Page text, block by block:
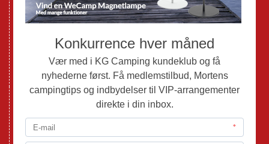
Webshop
Mortens Campingtips
KG Camping Kundeklub
Nyheder
Adria
Adria Autocampere